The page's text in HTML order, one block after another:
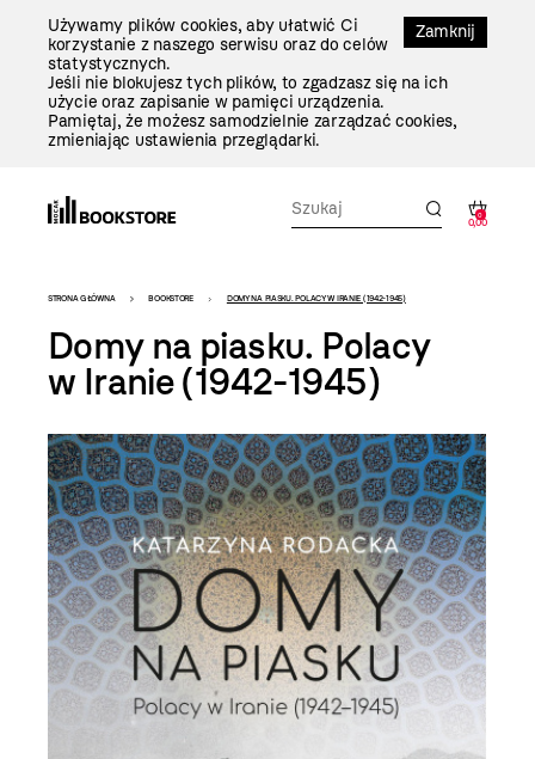
Zamknij
Używamy plików cookies, aby ułatwić Ci
korzystanie z naszego serwisu oraz do celów
statystycznych.
Jeśli nie blokujesz tych plików, to zgadzasz się na ich
użycie oraz zapisanie w pamięci urządzenia.
Pamiętaj, że możesz samodzielnie zarządzać cookies,
zmieniając ustawienia przeglądarki.
0
0,00
Bookstore
-
szablon
szczegóły
STRONA GŁÓWNA BOOKSTORE DOMY NA PIASKU. POLACY W IRANIE (1942-1945)
Domy na piasku. Polacy
w Iranie (1942-1945)